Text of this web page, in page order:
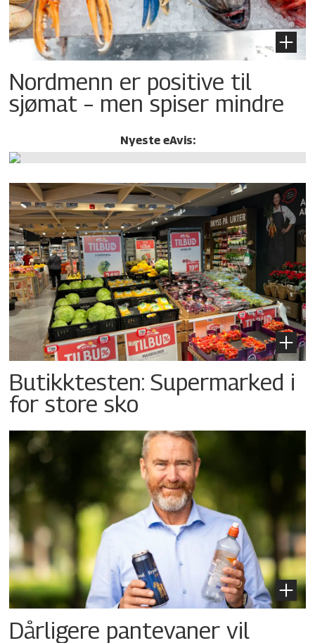
Nordmenn er positive til
sjømat – men spiser mindre
Nyeste eAvis:
Butikktesten: Supermarked i
for store sko
Dårligere pantevaner vil